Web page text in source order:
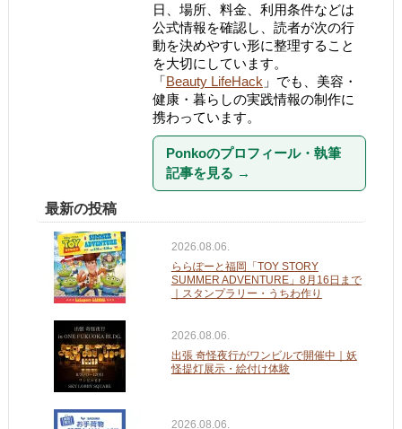
日、場所、料金、利用条件などは
公式情報を確認し、読者が次の行
動を決めやすい形に整理すること
を大切にしています。
「Beauty LifeHack 」でも、美容・
健康・暮らしの実践情報の制作に
携わっています。
Ponkoのプロフィール・執筆
記事を見る →
最新の投稿
2026.08.06.
ららぽーと福岡「TOY STORY
SUMMER ADVENTURE」8月16日まで
｜スタンプラリー・うちわ作り
2026.08.06.
出張 奇怪夜行がワンビルで開催中｜妖
怪提灯展示・絵付け体験
2026.08.06.